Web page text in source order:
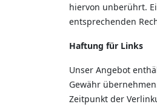
hiervon unberührt.
entsprechenden
Haftung für Links
Unser Angebot
Gewähr
Zeitpunkt der